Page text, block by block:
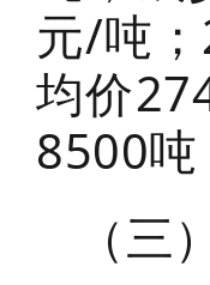
元/吨
均价
8500
（